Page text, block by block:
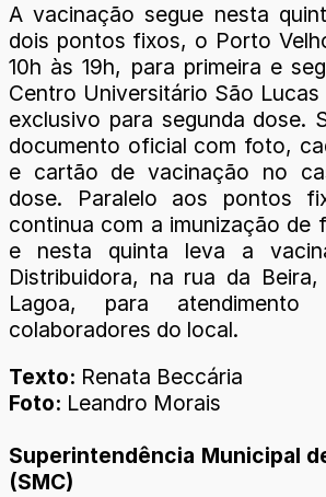
A vacinação segue nesta
dois pontos fixos, o Porto
10h às 19h, para primeira e
Centro Universitário São Lucas
exclusivo para segunda dose.
documento oficial com foto,
e cartão de vacinação no
dose. Paralelo aos pontos
continua com a imunização de
e nesta quinta leva a
Distribuidora, na rua da
Lagoa, para atendimento
colaboradores do local.
Texto: Renata Beccária
Foto: Leandro Morais
Superintendência Municipal
(SMC)